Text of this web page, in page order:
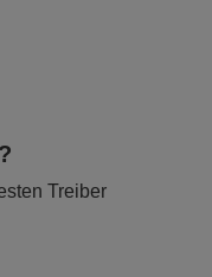
Treiber